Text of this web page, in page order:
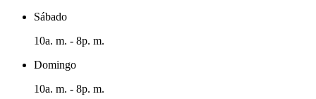
Sábado
10a. m. - 8p. m.
Domingo
10a. m. - 8p. m.